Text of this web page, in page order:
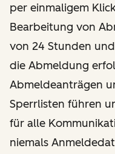
per einmaligem
Bearbeitung von
von 24 Stunden
die Abmeldung
Abmeldeanträgen
Sperrlisten führen
für alle
niemals